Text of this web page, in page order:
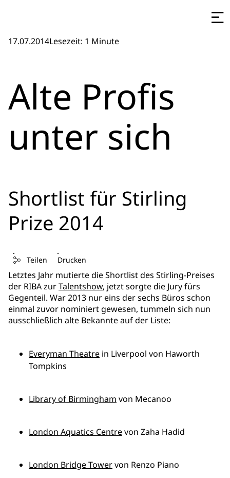
17.07.2014Lesezeit: 1 Minute
Alte Profis
unter sich
Shortlist für Stirling
Prize 2014
Teilen Drucken
Letztes Jahr mutierte die Shortlist des Stirling-Preises
der RIBA zurTalentshow, jetzt sorgte die Jury fürs
Gegenteil. War 2013 nur eins der sechs Büros schon
einmal zuvor nominiert gewesen, tummeln sich nun
ausschließlich alte Bekannte auf der Liste:
Everyman Theatre in Liverpool von Haworth
Tompkins
Library of Birmingham von Mecanoo
London Aquatics Centrevon Zaha Hadid
London Bridge Towervon Renzo Piano